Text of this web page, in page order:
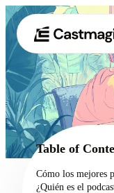
01
02 Casos
Precios
Table of
Cómo los mejores
¿Quién es el